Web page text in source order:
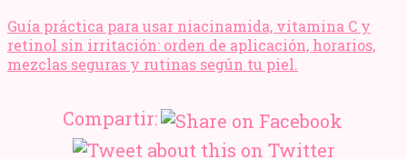
Guía práctica para usar niacinamida, vitamina C y
retinol sin irritación: orden de aplicación, horarios,
mezclas seguras y rutinas según tu piel.
Compartir: